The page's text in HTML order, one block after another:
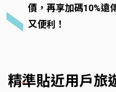
價，再享加碼10%遠
又便利！
精準貼近用戶旅